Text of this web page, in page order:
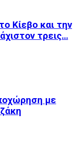
Κίεβο και την
τρεις…
με